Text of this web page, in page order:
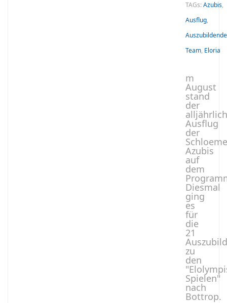
TAGs:Azubis,
Ausflug,
Auszubildende
Team, Eloria
m
August
stand
der
Ausflug
der
Azubis
auf
dem
Diesmal
ging
es
für
die
21
zu
den
Spielen"
nach
Bottrop.